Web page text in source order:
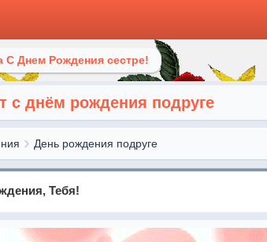
С Днем Рождения сестре!
с днём рождения подруге
День рождения подруге
Тебя!